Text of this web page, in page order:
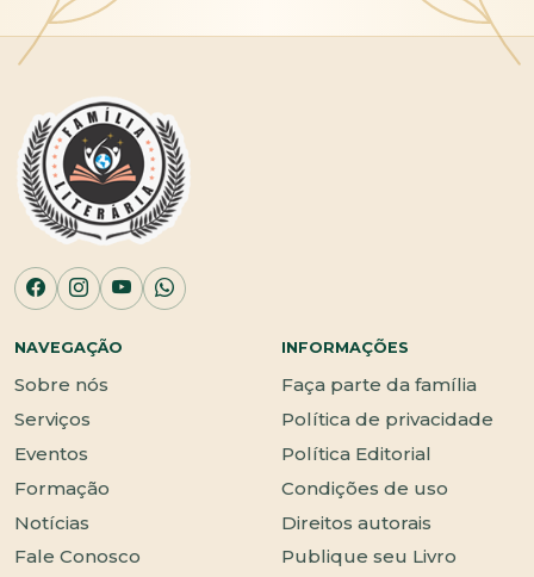
NAVEGAÇÃO
Sobre nós
Serviços
Eventos
Formação
Notícias
Fale Conosco
INFORMAÇÕES
Faça parte da família
Política de privacidade
Política Editorial
Condições de uso
Direitos autorais
Publique seu Livro